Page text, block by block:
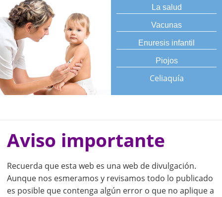
La salud
Vacunas
Enuresis infantil
Piojos
Celiaquía
Aviso importante
Recuerda que esta web es una web de divulgación.
Aunque nos esmeramos y revisamos todo lo publicado
es posible que contenga algún error o que no aplique a